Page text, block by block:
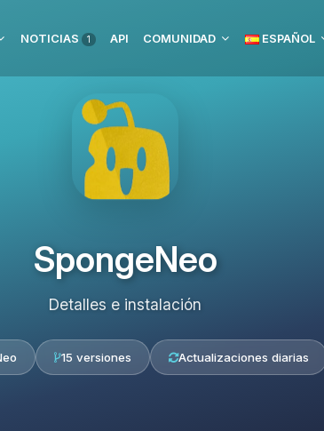
NOTICIAS 1 API COMUNIDAD ESPAÑOL
SpongeNeo
Detalles e instalación
15 versiones Actualizaciones diarias